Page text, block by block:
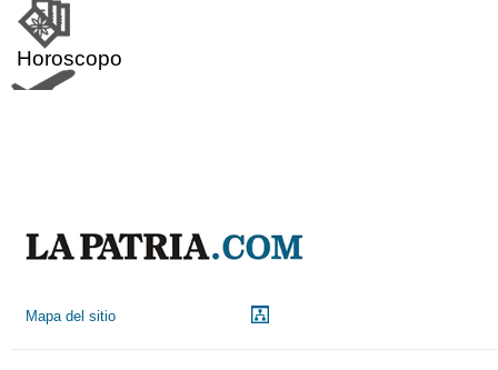
Horoscopo
Mapa del sitio